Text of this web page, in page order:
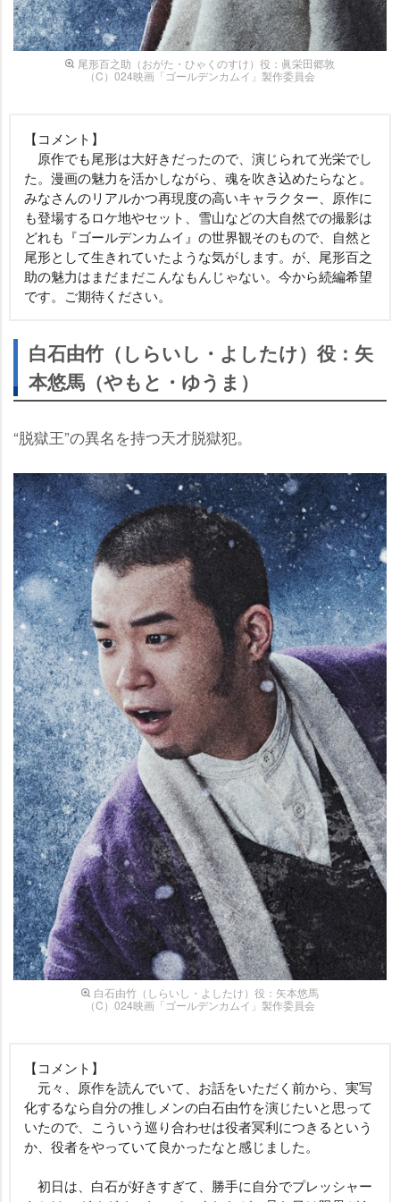
尾形百之助（おがた・ひゃくのすけ）役：眞栄田郷敦
（C）024映画「ゴールデンカムイ」製作委員会
【コメント】
原作でも尾形は大好きだったので、演じられて光栄でし
た。漫画の魅力を活かしながら、魂を吹き込めたらなと。
みなさんのリアルかつ再現度の高いキャラクター、原作に
も登場するロケ地やセット、雪山などの大自然での撮影は
どれも『ゴールデンカムイ』の世界観そのもので、自然と
尾形として生きれていたような気がします。が、尾形百之
助の魅力はまだまだこんなもんじゃない。今から続編希望
です。ご期待ください。
白石由竹（しらいし・よしたけ）役：矢
本悠馬（やもと・ゆうま）
“脱獄王”の異名を持つ天才脱獄犯。
白石由竹（しらいし・よしたけ）役：矢本悠馬
（C）024映画「ゴールデンカムイ」製作委員会
【コメント】
元々、原作を読んでいて、お話をいただく前から、実写
化するなら自分の推しメンの白石由竹を演じたいと思って
いたので、こういう巡り合わせは役者冥利につきるという
か、役者をやっていて良かったなと感じました。
初日は、白石が好きすぎて、勝手に自分でプレッシャー